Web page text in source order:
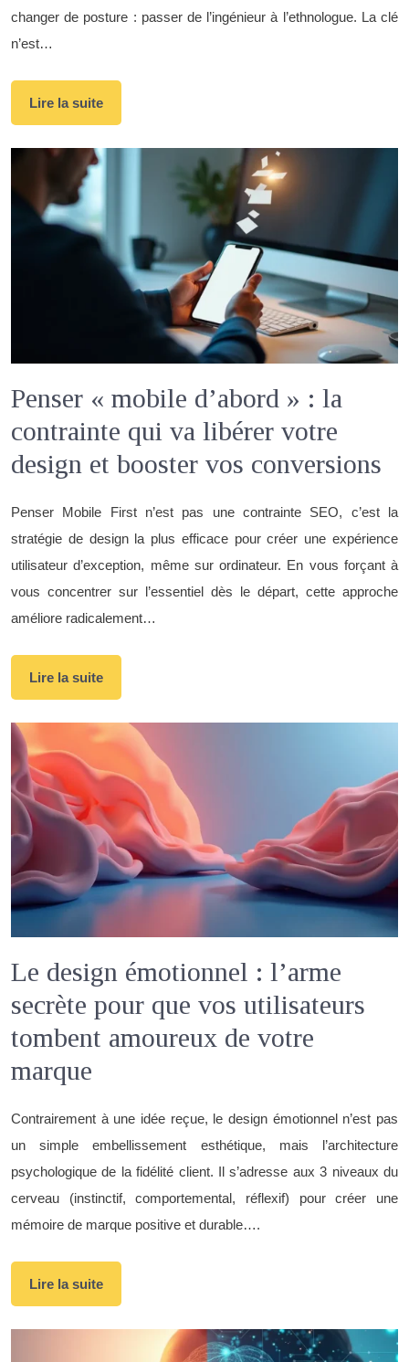
changer de posture : passer de l’ingénieur à l’ethnologue. La clé
n’est…
Lire la suite
Penser « mobile d’abord » : la
contrainte qui va libérer votre
design et booster vos conversions
Penser Mobile First n’est pas une contrainte SEO, c’est la
stratégie de design la plus efficace pour créer une expérience
utilisateur d’exception, même sur ordinateur. En vous forçant à
vous concentrer sur l’essentiel dès le départ, cette approche
améliore radicalement…
Lire la suite
Le design émotionnel : l’arme
secrète pour que vos utilisateurs
tombent amoureux de votre
marque
Contrairement à une idée reçue, le design émotionnel n’est pas
un simple embellissement esthétique, mais l’architecture
psychologique de la fidélité client. Il s’adresse aux 3 niveaux du
cerveau (instinctif, comportemental, réflexif) pour créer une
mémoire de marque positive et durable….
Lire la suite